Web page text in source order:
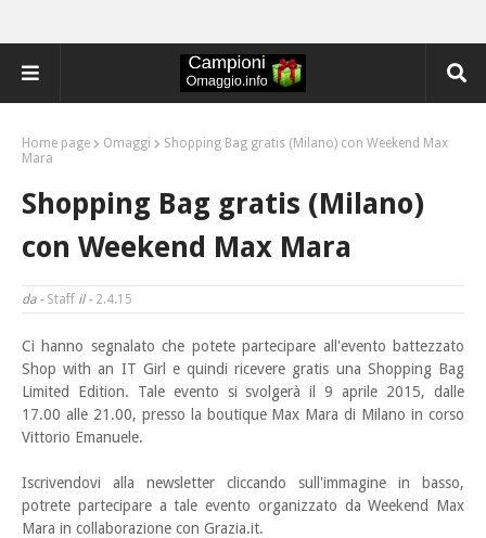
Home page Omaggi
Shopping Bag gratis (Milano) con Weekend Max
Mara
Shopping Bag gratis (Milano)
con Weekend Max Mara
da - Staff il - 2.4.15
Ci hanno segnalato che potete partecipare all'evento battezzato
Shop with an IT Girl e quindi ricevere gratis una Shopping Bag
Limited Edition. Tale evento si svolgerà il 9 aprile 2015, dalle
17.00 alle 21.00, presso la boutique Max Mara di Milano in corso
Vittorio Emanuele.
Iscrivendovi alla newsletter cliccando sull'immagine in basso,
potrete partecipare a tale evento organizzato da Weekend Max
Mara in collaborazione con Grazia.it.